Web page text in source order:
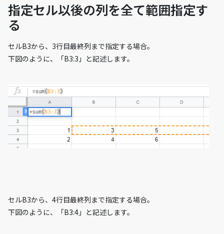
指定セル以後の列を全て範囲指定す
る
セルB3から、3行目最終列まで指定する場合。
下図のように、「B3:3」と記述します。
セルB3から、4行目最終列まで指定する場合。
下図のように、「B3:4」と記述します。